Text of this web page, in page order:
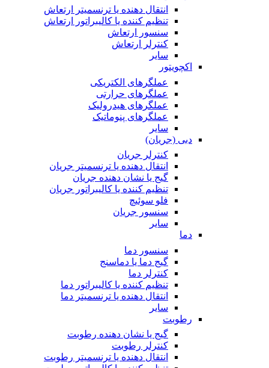
انتقال دهنده یا ترنسمیتر ارتعاش
تنظیم کننده یا کالیبراتور ارتعاش
سنسور ارتعاش
کنترلر ارتعاش
سایر
اکچویتور
عملگرهای الکتریکی
عملگرهای حرارتی
عملگرهای هیدرولیک
عملگرهای پنوماتیک
سایر
دبی (جریان)
کنترلر جریان
انتقال دهنده یا ترنسمیتر جریان
گیج یا نشان دهنده جریان
تنظیم کننده یا کالیبراتور جریان
فلو سوئیچ
سنسور جریان
سایر
دما
سنسور دما
گیج دما یا دماسنج
کنترلر دما
تنظیم کننده یا کالیبراتور دما
انتقال دهنده یا ترنسمیتر دما
سایر
رطوبت
گیج یا نشان دهنده رطوبت
کنترلر رطوبت
انتقال دهنده یا ترنسمیتر رطوبت